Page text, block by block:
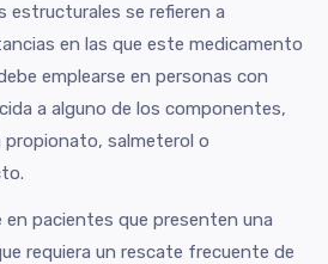
estructurales se refieren a
en las que este medicamento
emplearse en personas con
a alguno de los componentes,
salmeterol o
en pacientes que presenten una
requiera un rescate frecuente de